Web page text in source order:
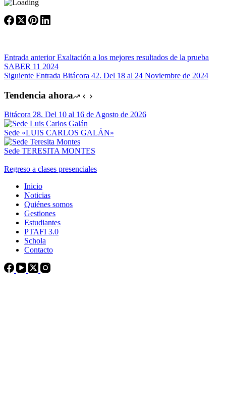
Entrada anteriorExaltación a los mejores resultados de la prueba
SABER 11 2024
Siguiente Entrada Bitácora 42. Del 18 al 24 Noviembre de 2024
Tendencia ahora
Bitácora 28. Del 10 al 16 de Agosto de 2026
Sede «LUIS CARLOS GALÁN»
Sede TERESITA MONTES
Regreso a clases presenciales
Inicio
Noticias
Quiénes somos
Gestiones
Estudiantes
PTAFI 3.0
Schola
Contacto